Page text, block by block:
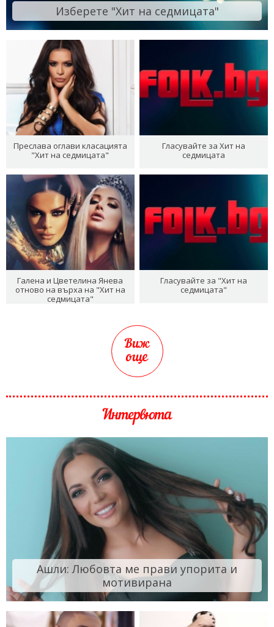
Изберете "Хит на седмицата"
Преслава оглави класацията
"Хит на седмицата"
Гласувайте за Хит на
седмицата
Галена и Цветелина Янева
отново на върха на "Хит на
седмицата"
Гласувайте за "Хит на
седмицата"
Виж
още
Интервюта
Ашли: Любовта ме прави упорита и
мотивирана